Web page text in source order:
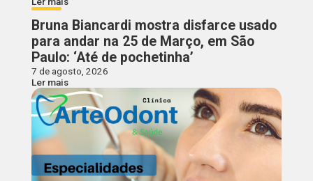
Bruna Biancardi mostra disfarce usado
para andar na 25 de Março, em São
Paulo: ‘Até de pochetinha’
7 de agosto, 2026
Ler mais